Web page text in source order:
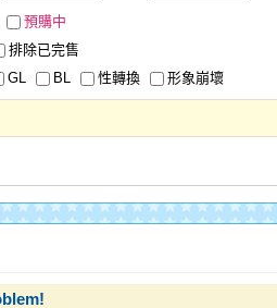
預購中
排除已完售
GL BL 性轉換 形象崩壞